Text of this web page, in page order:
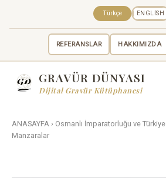
REFERANSLAR HAKKIMIZDA
Türkçe ENGLISH
GRAVÜR DÜNYASI
Dijital Gravür Kütüphanesi
ANASAYFA › Osmanlı İmparatorluğu ve Türkiye
Manzaralar